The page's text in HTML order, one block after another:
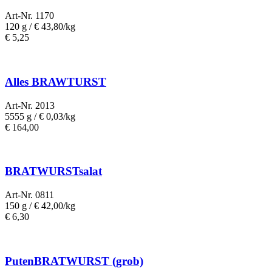
Art-Nr. 1170
120 g /€ 43,80/kg
€ 5,25
Alles BRAWTURST
Art-Nr. 2013
5555 g /€ 0,03/kg
€ 164,00
BRATWURSTsalat
Art-Nr. 0811
150 g /€ 42,00/kg
€ 6,30
PutenBRATWURST (grob)